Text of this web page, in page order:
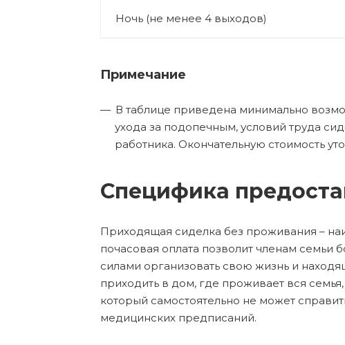
Ночь (не менее 4 выходов)
Примечание
В таблице приведена минимально
ухода за подопечным, условий труда
работника. Окончательную стоимость
Специфика
Приходящая сиделка без проживания –
почасовая оплата позволит членам
силами организовать свою жизнь и
приходить в дом, где проживает вся
который самостоятельно не может
медицинских предписаний.